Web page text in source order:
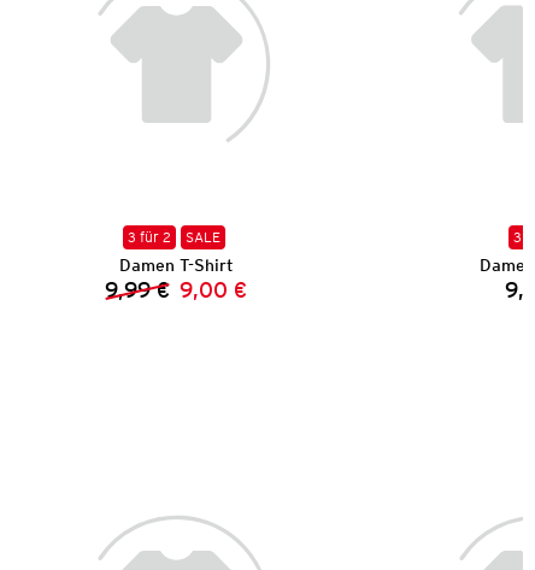
3 für 2 SALE
Damen T-Shirt
Vorheriger Preis:
9,99 € Neuer Preis:
9,00 €
3